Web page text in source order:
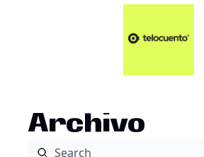
Artículos 📑
Plus 💎
Archivo